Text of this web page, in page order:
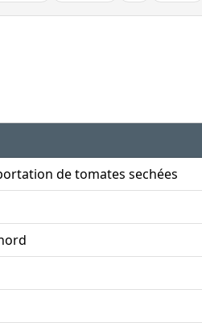
de tomates sechées